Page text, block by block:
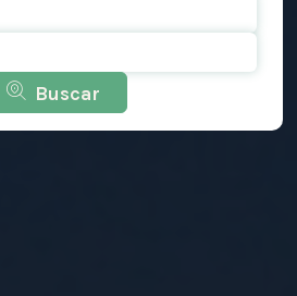
Buscar